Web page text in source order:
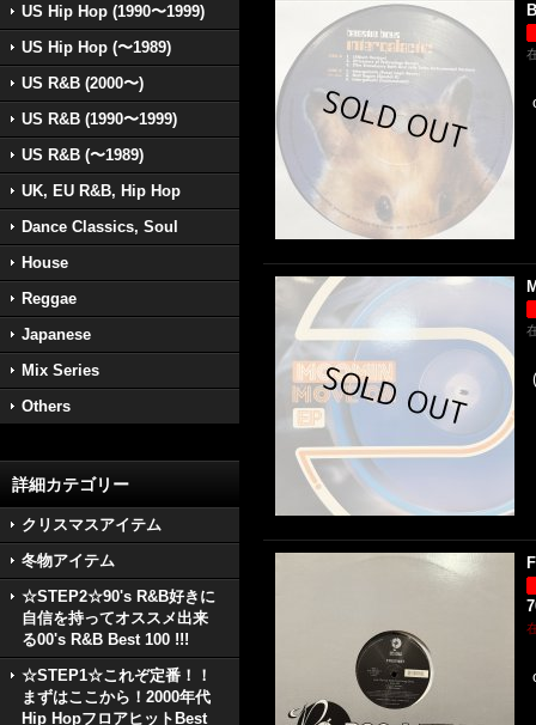
US Hip Hop (1990〜1999)
US Hip Hop (〜1989)
US R&B (2000〜)
US R&B (1990〜1999)
US R&B (〜1989)
UK, EU R&B, Hip Hop
Dance Classics, Soul
House
Reggae
Japanese
Mix Series
Others
詳細カテゴリー
クリスマスアイテム
冬物アイテム
☆STEP2☆90's R&B好きに
自信を持ってオススメ出来
る00's R&B Best 100 !!!
☆STEP1☆これぞ定番！！
まずはここから！2000年代
Hip HopフロアヒットBest